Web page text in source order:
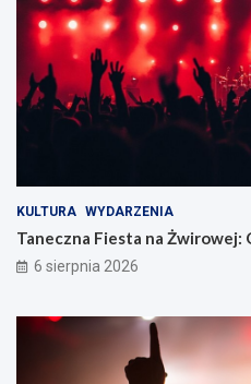
KULTURA WYDARZENIA
Taneczna Fiesta na Żwirowej:
6 sierpnia 2026